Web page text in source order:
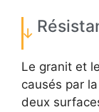
Le granit et
causés par
deux